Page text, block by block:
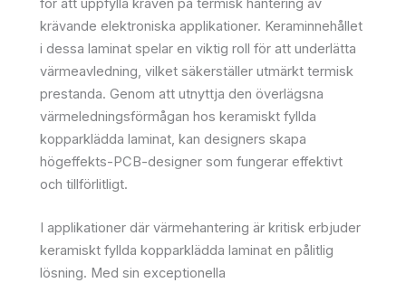
krävande elektroniska applikationer. Keraminnehållet
i dessa laminat spelar en viktig roll för att underlätta
värmeavledning, vilket säkerställer utmärkt termisk
prestanda. Genom att utnyttja den överlägsna
värmeledningsförmågan hos keramiskt fyllda
kopparklädda laminat, kan designers skapa
högeffekts-PCB-designer som fungerar effektivt
och tillförlitligt.
I applikationer där värmehantering är kritisk erbjuder
keramiskt fyllda kopparklädda laminat en pålitlig
lösning. Med sin exceptionella